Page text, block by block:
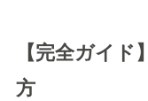
【完全ガイド
方